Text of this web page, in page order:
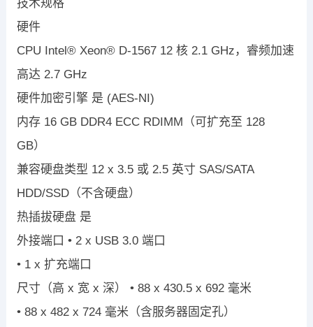
技术规格
硬件
CPU
Intel ® Xeon® D-1567 12 核 2.1 GHz ，睿频加速
高达 2.7 GHz
硬件加密引擎 是 (AES-NI)
内存 16 GB DDR4 ECC RDIMM （可扩充至 128
GB）
兼容硬盘类型 12 x 3.5 或 2.5 英寸 SAS/SATA
HDD/SSD（不含硬盘）
热插拔硬盘 是
外接端口 • 2 x USB 3.0 端口
• 1 x 扩充端口
尺寸（高 x 宽 x 深） • 88 x 430.5 x 692 毫米
• 88 x 482 x 724 毫米（含服务器固定孔）